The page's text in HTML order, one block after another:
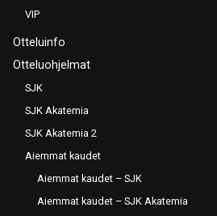
VIP
Otteluinfo
Otteluohjelmat
SJK
SJK Akatemia
SJK Akatemia 2
Aiemmat kaudet
Aiemmat kaudet – SJK
Aiemmat kaudet – SJK Akatemia